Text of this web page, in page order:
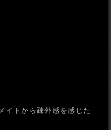
イトから疎外感を感じた